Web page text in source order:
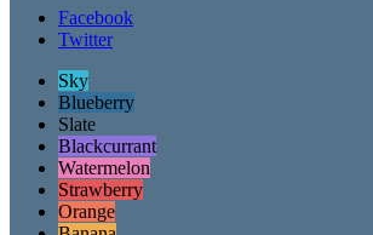
Facebook
Twitter
Sky
Blueberry
Slate
Blackcurrant
Watermelon
Strawberry
Orange